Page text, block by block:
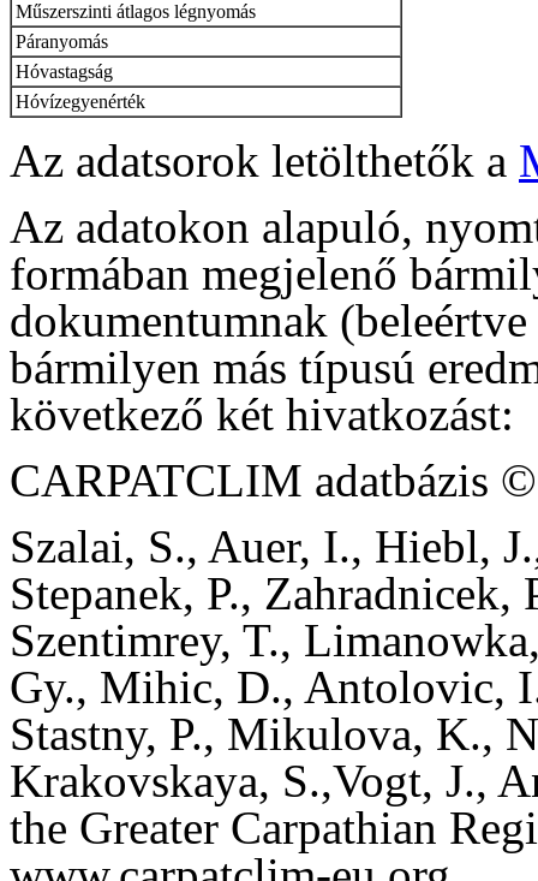
Műszerszinti átlagos légnyomás
Páranyomás
Hóvastagság
Hóvízegyenérték
Az adatsorok letölthetők a
Az adatokon alapuló,
formában megjelenő
dokumentumnak
bármilyen más típusú
következő két hivatkozást:
CARPATCLIM adatbázis
Szalai, S., Auer, I., Hiebl,
Stepanek, P.,
Szentimrey, T.,
Gy., Mihic, D., Antolovic,
Stastny, P., Mikulova, K.,
Krakovskaya, S.,Vogt, J.,
the Greater Carpathian